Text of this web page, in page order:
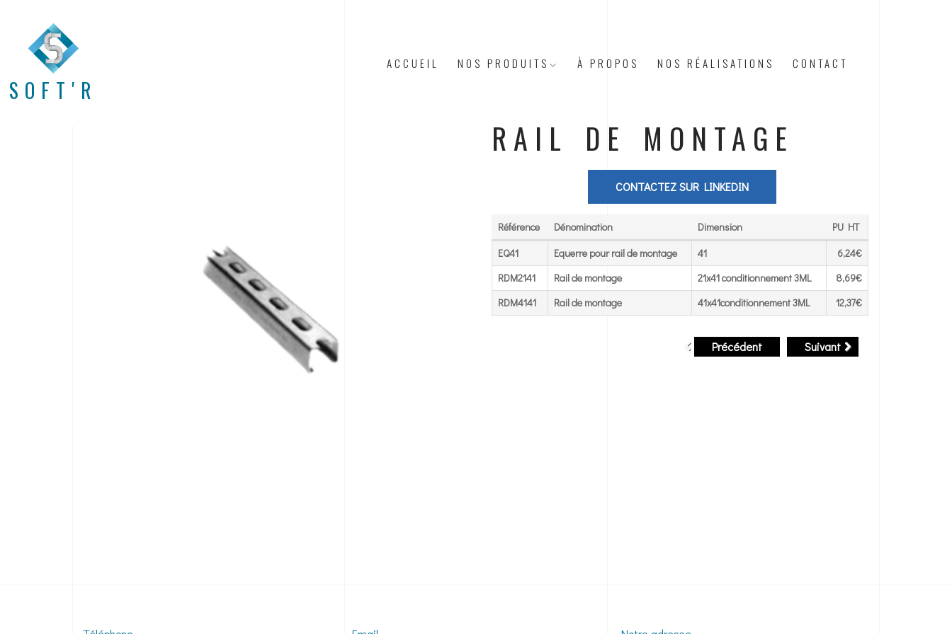
SOFT'R
ACCUEIL NOS PRODUITS À PROPOS NOS RÉALISATIONS CONTACT
RAIL DE MONTAGE
CONTACTEZ SUR LINKEDIN
Référence Dénomination Dimension
PU HT
Référence
Dénomination Dimension PU HT
EQ41 Equerre pour rail de montage 41
6,24€
RDM2141
Rail de montage 21x41 conditionnement 3ML
8,69€
RDM4141
Rail de montage 41x41conditionnement 3ML 12,37€
Précédent Suivant